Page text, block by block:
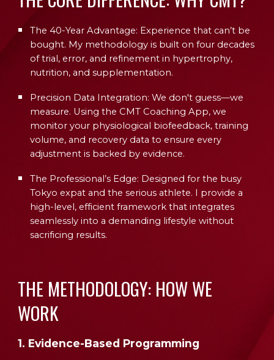
The 40-Year Advantage: Experience that can’t be
bought. My methodology is built on four decades
of trial, error, and refinement in hypertrophy,
nutrition, and supplementation.
Precision Data Integration: We don't guess—we
measure. Using theCMT Coaching App, we
monitor your physiological biofeedback, training
volume, and recovery data to ensure every
adjustment is backed by evidence.
The Professional’s Edge: Designed for the busy
Tokyo expat and the serious athlete. I provide a
high-level, efficient framework that integrates
seamlessly into a demanding lifestyle without
sacrificing results.
THE METHODOLOGY: HOW WE
WORK
1. Evidence-Based Programming